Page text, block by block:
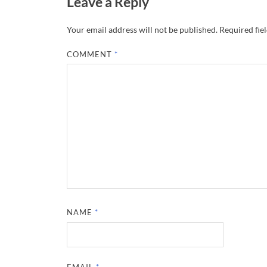
Your email address will not be published. Required
COMMENT *
NAME *